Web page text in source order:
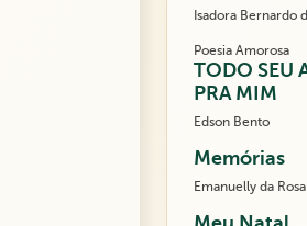
Isadora Bernardo
Poesia Amorosa
TODO SEU
PRA MIM
Edson Bento
Memórias
Emanuelly da